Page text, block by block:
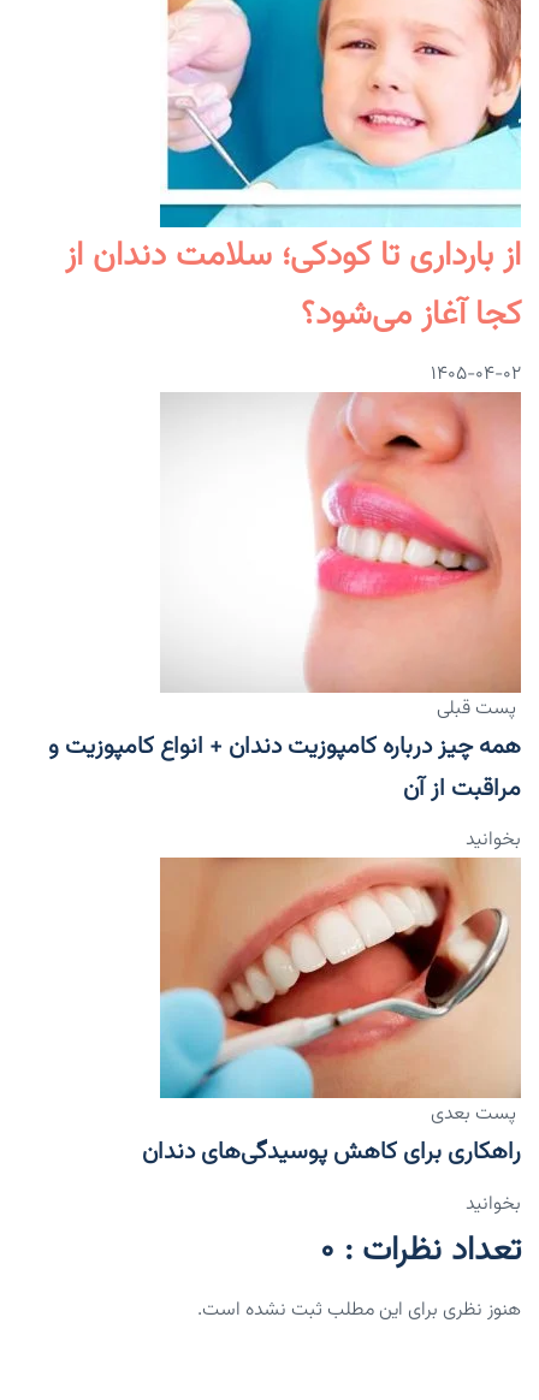
از بارداری تا کودکی؛ سلامت دندان از
کجا آغاز می‌شود؟
۱۴۰۵-۰۴-۰۲
پست قبلی
همه چیز درباره کامپوزیت دندان + انواع کامپوزیت و
مراقبت از آن
بخوانید
پست بعدی
راهکاری برای کاهش پوسیدگی‌های دندان
بخوانید
تعداد نظرات : 0
هنوز نظری برای این مطلب ثبت نشده است.